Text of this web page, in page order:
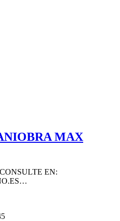
MAX
EN: